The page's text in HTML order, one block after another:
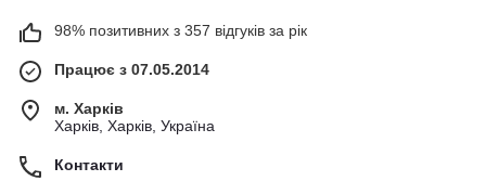
98% позитивних з 357 відгуків за рік
Працює з 07.05.2014
м. Харків
Харків, Харків, Україна
Контакти